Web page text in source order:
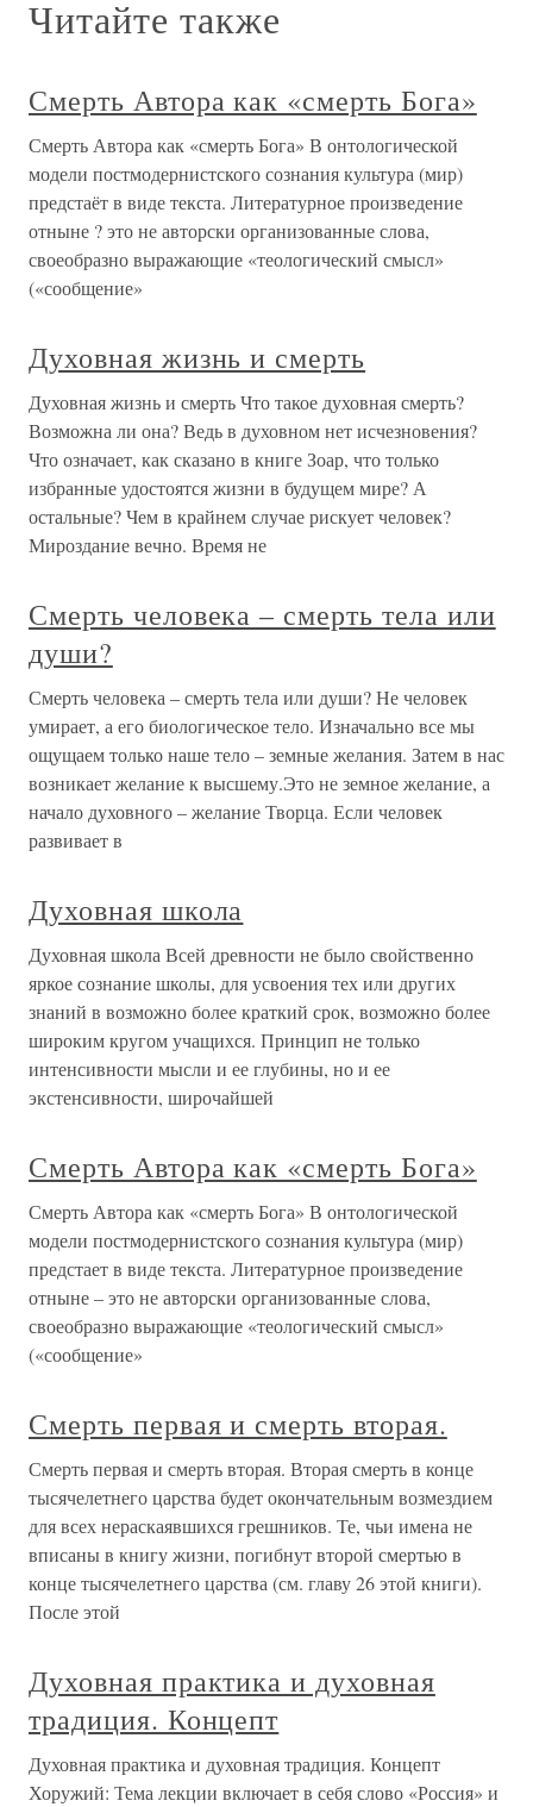
Читайте также
Смерть Автора как «смерть Бога»
Смерть Автора как «смерть Бога» В онтологической
модели постмодернистского сознания культура (мир)
предстаёт в виде текста. Литературное произведение
отныне ? это не авторски организованные слова,
своеобразно выражающие «теологический смысл»
(«сообщение»
Духовная жизнь и смерть
Духовная жизнь и смерть Что такое духовная смерть?
Возможна ли она? Ведь в духовном нет исчезновения?
Что означает, как сказано в книге Зоар, что только
избранные удостоятся жизни в будущем мире? А
остальные? Чем в крайнем случае рискует человек?
Мироздание вечно. Время не
Смерть человека – смерть тела или
души?
Смерть человека – смерть тела или души? Не человек
умирает, а его биологическое тело. Изначально все мы
ощущаем только наше тело – земные желания. Затем в нас
возникает желание к высшему.Это не земное желание, а
начало духовного – желание Творца. Если человек
развивает в
Духовная школа
Духовная школа Всей древности не было свойственно
яркое сознание школы, для усвоения тех или других
знаний в возможно более краткий срок, возможно более
широким кругом учащихся. Принцип не только
интенсивности мысли и ее глубины, но и ее
экстенсивности, широчайшей
Смерть Автора как «смерть Бога»
Смерть Автора как «смерть Бога» В онтологической
модели постмодернистского сознания культура (мир)
предстает в виде текста. Литературное произведение
отныне – это не авторски организованные слова,
своеобразно выражающие «теологический смысл»
(«сообщение»
Смерть первая и смерть вторая.
Смерть первая и смерть вторая. Вторая смерть в конце
тысячелетнего царства будет окончательным возмездием
для всех нераскаявшихся грешников. Те, чьи имена не
вписаны в книгу жизни, погибнут второй смертью в
конце тысячелетнего царства (см. главу 26 этой книги).
После этой
Духовная практика и духовная
традиция. Концепт
Духовная практика и духовная традиция. Концепт
Хоружий: Тема лекции включает в себя слово «Россия» и